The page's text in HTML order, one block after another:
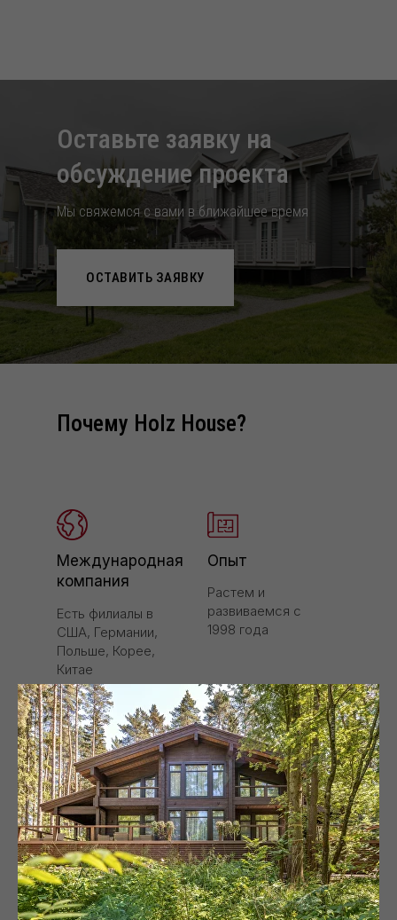
Оставьте заявку на
обcуждение проекта
Мы свяжемся с вами в ближайшее время
ОСТАВИТЬ ЗАЯВКУ
Почему Holz House?
Есть филиалы в
США, Германии,
Польше, Корее,
Китае
Растем и
развиваемся с
1998 года
4
ультрасовременных
завода
Северная древесина
эталонного качества
Международная
компания
Опыт
Собственное
производство
Собственная
лесозаготовка
Европейский
Большой выбор